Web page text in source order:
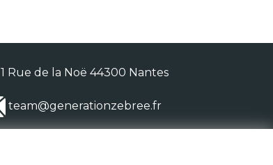
1 Rue de la Noë 44300 Nantes
team@generationzebree.fr